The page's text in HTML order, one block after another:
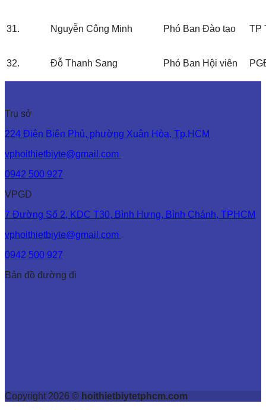
31. Nguyễn Công Minh Phó Ban Đào tạo TP
32. Đỗ Thanh Sang Phó Ban Hội viên
Trụ sở
224 Điện Biên Phủ, phường Xuân Hòa, Tp.HCM
vphoithietbiyte@gmail.com
0942 500 927
VPGD
7 Đường Số 2, KDC T30, Bình Hưng, Bình Chánh, TPHCM
vphoithietbiyte@gmail.com
0942 500 927
Bản đồ đường đi
Copyright 2026 © hoithietbiytetphcm.com